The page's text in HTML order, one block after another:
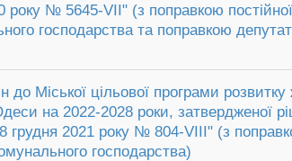
року № 5645-VII" (з поправкою постійної
господарства та поправкою
до Міської цільової програми розвитку
на 2022-2028 роки, затвердженої
грудня 2021 року № 804-VІІІ" (з
господарства)